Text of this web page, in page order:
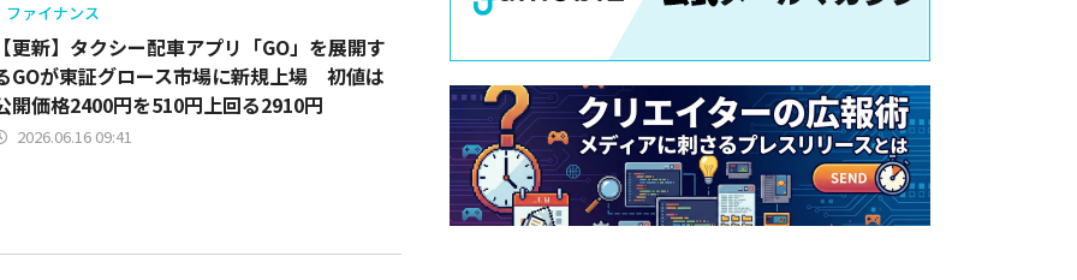
ファイナンス
更新】タクシー配車アプリ「GO」を展開す
GOが東証グロース市場に新規上場 初値は
開価格2400円を510円上回る2910円
2026.06.16 09:41